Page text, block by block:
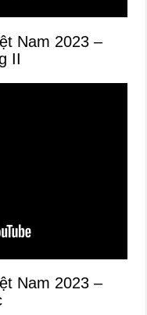
Nam 2023 –
II
Nam 2023 –